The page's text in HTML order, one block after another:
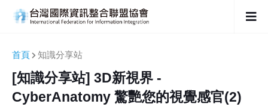
首頁 知識分享站
[知識分享站] 3D新視界 -
CyberAnatomy 驚艷您的視覺感官(2)